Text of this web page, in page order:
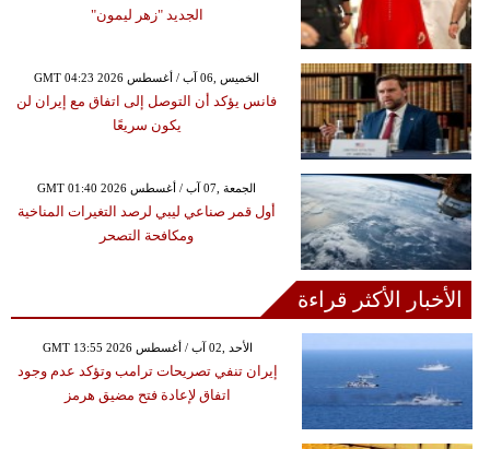
الجديد "زهر ليمون"
GMT 04:23 2026 الخميس ,06 آب / أغسطس
فانس يؤكد أن التوصل إلى اتفاق مع إيران لن
يكون سريعًا
GMT 01:40 2026 الجمعة ,07 آب / أغسطس
أول قمر صناعي ليبي لرصد التغيرات المناخية
ومكافحة التصحر
الأخبار الأكثر قراءة
GMT 13:55 2026 الأحد ,02 آب / أغسطس
إيران تنفي تصريحات ترامب وتؤكد عدم وجود
اتفاق لإعادة فتح مضيق هرمز